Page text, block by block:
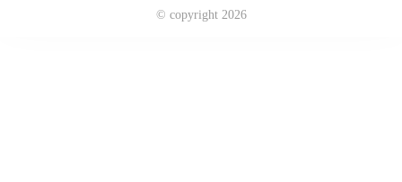
© copyright 2026